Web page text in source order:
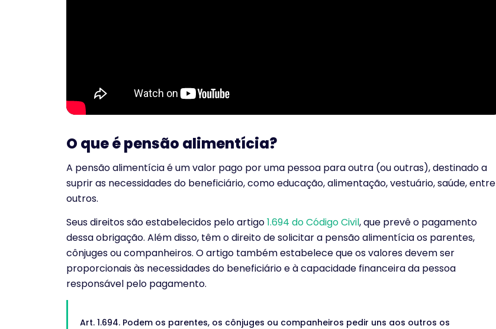
O que é pensão alimentícia?
A pensão alimentícia é um valor pago por uma pessoa para outra (ou outras), destinado a
suprir as necessidades do beneficiário, como educação, alimentação, vestuário, saúde, entre
outros.
Seus direitos são estabelecidos pelo artigo1.694 do Código Civil, que prevê o pagamento
dessa obrigação. Além disso, têm o direito de solicitar a pensão alimentícia os parentes,
cônjuges ou companheiros. O artigo também estabelece que os valores devem ser
proporcionais às necessidades do beneficiário e à capacidade financeira da pessoa
responsável pelo pagamento.
Art. 1.694. Podem os parentes, os cônjuges ou companheiros pedir uns aos outros os